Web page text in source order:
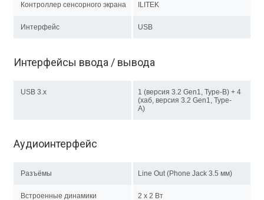
Контроллер сенсорного экрана ILITEK
Интерфейс USB
Интерфейсы ввода / вывода
USB 3.x
1 (версия 3.2 Gen1, Type-B) + 4
(хаб, версия 3.2 Gen1, Type-
A)
Аудиоинтерфейс
Разъёмы Line Out (Phone Jack 3.5 мм)
Встроенные динамики 2 x 2 Вт